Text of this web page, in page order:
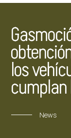
los
cumplan
News